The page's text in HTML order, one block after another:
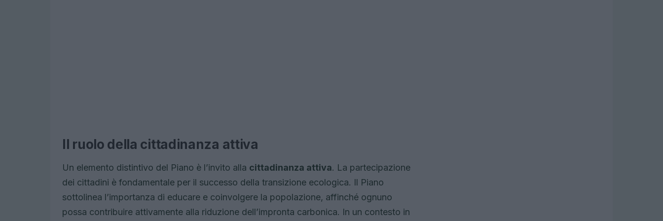
Il ruolo della cittadinanza attiva
Un elemento distintivo del Piano è l’invito alla cittadinanza attiva. La partecipazione
dei cittadini è fondamentale per il successo della transizione ecologica. Il Piano
sottolinea l’importanza di educare e coinvolgere la popolazione, affinché ognuno
possa contribuire attivamente alla riduzione dell’impronta carbonica. In un contesto in